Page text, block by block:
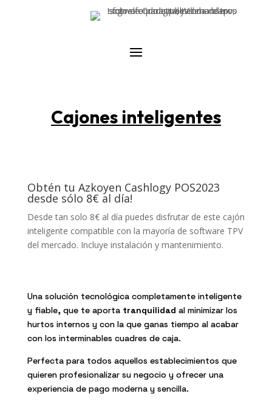
Cajones inteligentes
Obtén tu Azkoyen Cashlogy POS2023
desde sólo 8€ al día!
Desde tan solo 8€ al día puedes disfrutar de este cajón
inteligente compatible con la mayoría de software TPV
del mercado. Incluye instalación y mantenimiento.
Una solución tecnológica completamente inteligente
y fiable, que te aporta tranquilidad al minimizar los
hurtos internos y con la que ganas tiempo al acabar
con los interminables cuadres de caja.
Perfecta para todos aquellos establecimientos que
quieren profesionalizar su negocio y ofrecer una
experiencia de pago moderna y sencilla.